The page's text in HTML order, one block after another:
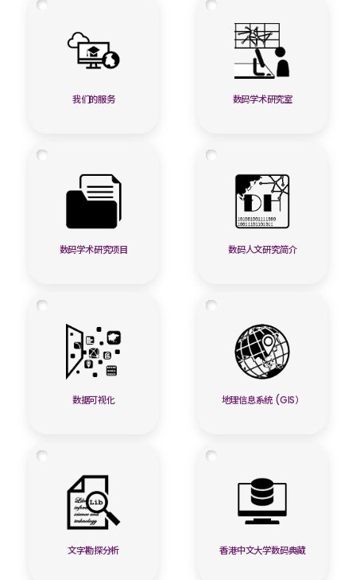
我们的服务 数码学术研究室
数码学术研究项目 数码人文研究简介
数据可视化 地理信息系统 (GIS）
文字勘探分析 香港中文大学数码典藏